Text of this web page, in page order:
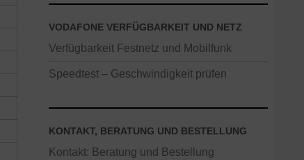
VODAFONE VERFÜGBARKEIT UND NETZ
Verfügbarkeit Festnetz und Mobilfunk
Speedtest – Geschwindigkeit prüfen
KONTAKT, BERATUNG UND BESTELLUNG
Kontakt: Beratung und Bestellung